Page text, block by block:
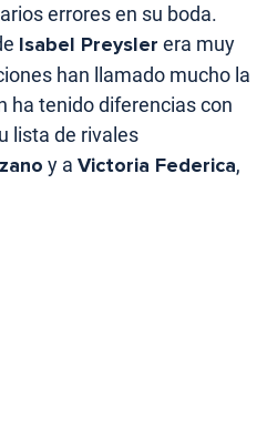
errores en su boda.
Isabel Preysler era muy
han llamado mucho la
ha tenido diferencias con
lista de rivales
y a Victoria Federica,